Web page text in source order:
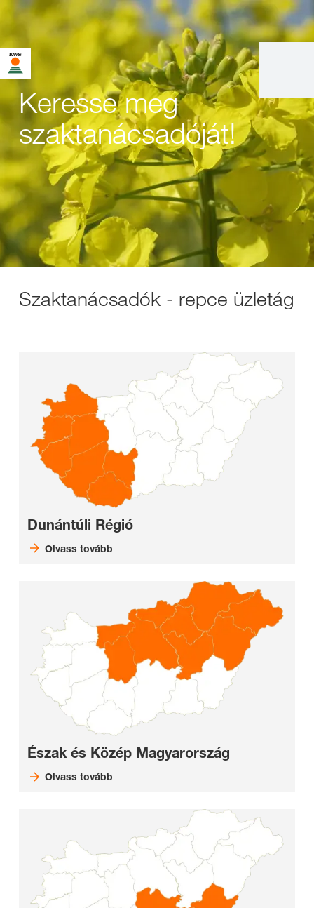
Keresse meg
szaktanácsadóját!
Szaktanácsadók - repce üzletág
Dunántúli Régió
Olvass tovább
Észak és Közép Magyarország
Olvass tovább